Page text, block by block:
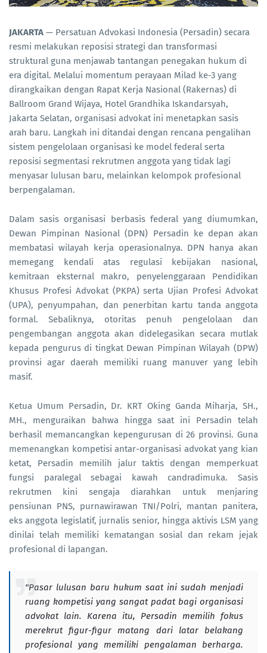
JAKARTA — Persatuan Advokasi Indonesia (Persadin) secara
resmi melakukan reposisi strategi dan transformasi
struktural guna menjawab tantangan penegakan hukum di
era digital. Melalui momentum perayaan Milad ke-3 yang
dirangkaikan dengan Rapat Kerja Nasional (Rakernas) di
Ballroom Grand Wijaya, Hotel Grandhika Iskandarsyah,
Jakarta Selatan, organisasi advokat ini menetapkan sasis
arah baru. Langkah ini ditandai dengan rencana pengalihan
sistem pengelolaan organisasi ke model federal serta
reposisi segmentasi rekrutmen anggota yang tidak lagi
menyasar lulusan baru, melainkan kelompok profesional
berpengalaman.
Dalam sasis organisasi berbasis federal yang diumumkan,
Dewan Pimpinan Nasional (DPN) Persadin ke depan akan
membatasi wilayah kerja operasionalnya. DPN hanya akan
memegang kendali atas regulasi kebijakan nasional,
kemitraan eksternal makro, penyelenggaraan Pendidikan
Khusus Profesi Advokat (PKPA) serta Ujian Profesi Advokat
(UPA), penyumpahan, dan penerbitan kartu tanda anggota
formal. Sebaliknya, otoritas penuh pengelolaan dan
pengembangan anggota akan didelegasikan secara mutlak
kepada pengurus di tingkat Dewan Pimpinan Wilayah (DPW)
provinsi agar daerah memiliki ruang manuver yang lebih
masif.
Ketua Umum Persadin, Dr. KRT Oking Ganda Miharja, SH.,
MH., menguraikan bahwa hingga saat ini Persadin telah
berhasil memancangkan kepengurusan di 26 provinsi. Guna
memenangkan kompetisi antar-organisasi advokat yang kian
ketat, Persadin memilih jalur taktis dengan memperkuat
fungsi paralegal sebagai kawah candradimuka. Sasis
rekrutmen kini sengaja diarahkan untuk menjaring
pensiunan PNS, purnawirawan TNI/Polri, mantan panitera,
eks anggota legislatif, jurnalis senior, hingga aktivis LSM yang
dinilai telah memiliki kematangan sosial dan rekam jejak
profesional di lapangan.
"Pasar lulusan baru hukum saat ini sudah menjadi
ruang kompetisi yang sangat padat bagi organisasi
advokat lain. Karena itu, Persadin memilih fokus
merekrut figur-figur matang dari latar belakang
profesional yang memiliki pengalaman berharga.